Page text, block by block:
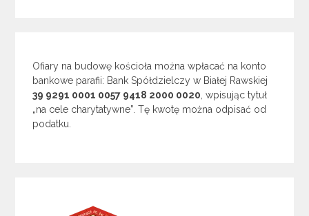
Ofiary na budowę kościoła można wpłacać na konto
bankowe parafii: Bank Spółdzielczy w Białej Rawskiej
39 9291 0001 0057 9418 2000 0020 , wpisując tytuł
„na cele charytatywne”. Tę kwotę można odpisać od
podatku.